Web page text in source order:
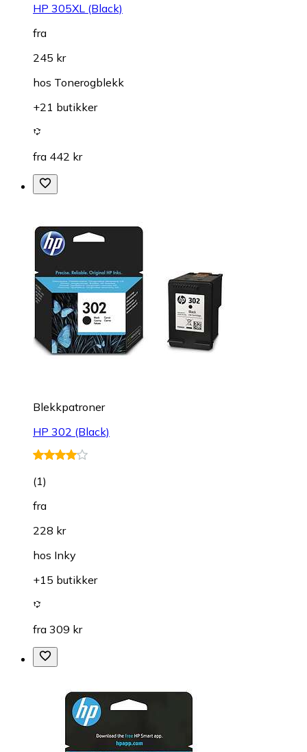
HP 305XL (Black)
fra
245 kr
hos Tonerogblekk
+21 butikker
fra 442 kr
Blekkpatroner
HP 302 (Black)
(1)
fra
228 kr
hos Inky
+15 butikker
fra 309 kr